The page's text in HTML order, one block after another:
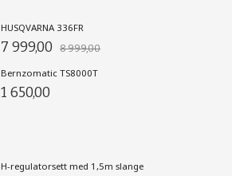
HUSQVARNA 336FR
7 999,00 8 999,00
Bernzomatic TS8000T
1 650,00
H-regulatorsett med 1,5m slange